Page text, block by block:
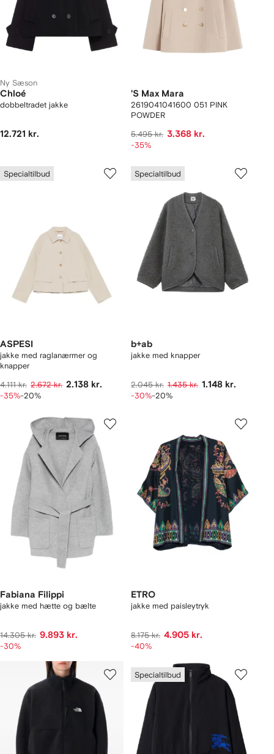
Ny Sæson
Chloé
dobbeltradet jakke
12.721 kr.
'S Max Mara
2619041041600 051 PINK
POWDER
5.495 kr. 3.368 kr.
-35%
Specialtilbud
ASPESI
jakke med raglanærmer og
knapper
4.111 kr. 2.672 kr. 2.138 kr.
-35%-20%
Specialtilbud
b+ab
jakke med knapper
2.045 kr. 1.435 kr. 1.148 kr.
-30%-20%
Fabiana Filippi
jakke med hætte og bælte
14.305 kr. 9.893 kr.
-30%
ETRO
jakke med paisleytryk
8.175 kr. 4.905 kr.
-40%
Specialtilbud